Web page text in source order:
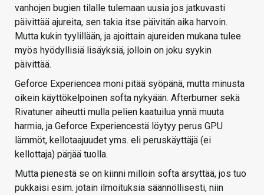
vanhojen bugien tilalle tulemaan uusia jos jatkuvasti
päivittää ajureita, sen takia itse päivitän aika harvoin.
Mutta kukin tyylillään, ja ajoittain ajureiden mukana tulee
myös hyödyllisiä lisäyksiä, jolloin on joku syykin
päivittää.
Geforce Experiencea moni pitää syöpänä, mutta minusta
oikein käyttökelpoinen softa nykyään. Afterburner sekä
Rivatuner aiheutti mulla pelien kaatuilua ynnä muuta
harmia, ja Geforce Experiencestä löytyy perus GPU
lämmöt, kellotaajuudet yms. eli peruskäyttäjä (ei
kellottaja) pärjää tuolla.
Mutta pienestä se on kiinni milloin softa ärsyttää, jos tuo
pukkaisi esim. jotain ilmoituksia säännöllisesti, niin